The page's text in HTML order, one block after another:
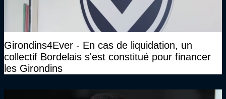
Girondins4Ever - En cas de liquidation, un
collectif Bordelais s'est constitué pour financer
les Girondins